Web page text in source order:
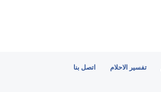
تفسير الاحلام اتصل بنا